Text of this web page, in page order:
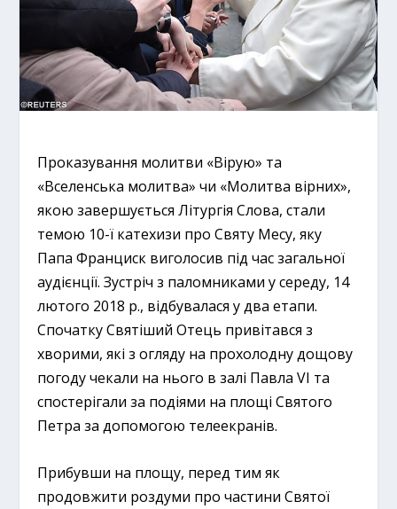
Проказування молитви «Вірую» та
«Вселенська молитва» чи «Молитва вірних»,
якою завершується Літургія Слова, стали
темою 10-ї катехизи про Святу Месу, яку
Папа Франциск виголосив під час загальної
аудієнції. Зустріч з паломниками у середу, 14
лютого 2018 р., відбувалася у два етапи.
Спочатку Святіший Отець привітався з
хворими, які з огляду на прохолодну дощову
погоду чекали на нього в залі Павла VI та
спостерігали за подіями на площі Святого
Петра за допомогою телеекранів.
Прибувши на площу, перед тим як
продовжити роздуми про частини Святої